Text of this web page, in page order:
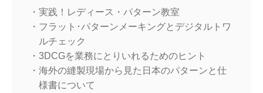
実践！レディース・パターン教室
フラット･パターンメーキングとデジタルトワ
ルチェック
3DCGを業務にとりいれるためのヒント
海外の縫製現場から見た日本のパターンと仕
様書について